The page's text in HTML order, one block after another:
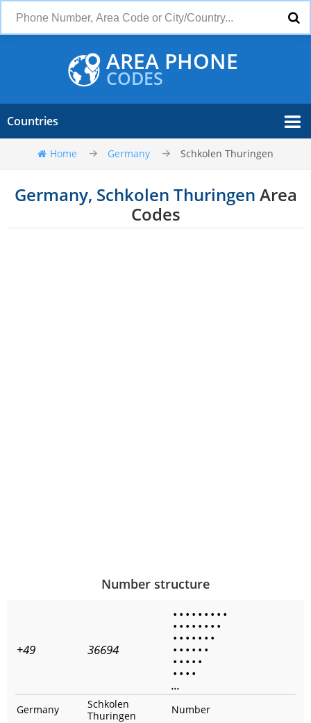
AREA PHONE
CODES
Countries
Home Germany Schkolen Thuringen
Germany, Schkolen Thuringen Area
Codes
Number structure
+49 36694
• • • • • • • • •
• • • • • • • •
• • • • • • •
• • • • • •
• • • • •
• • • •
...
Germany
Schkolen
Thuringen
Number